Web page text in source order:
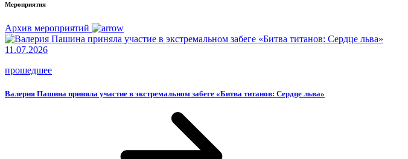
Мероприятия
Архив мероприятий
11.07.2026
прошедшее
Валерия Пашина приняла участие в экстремальном забеге «Битва титанов: Сердце льва»